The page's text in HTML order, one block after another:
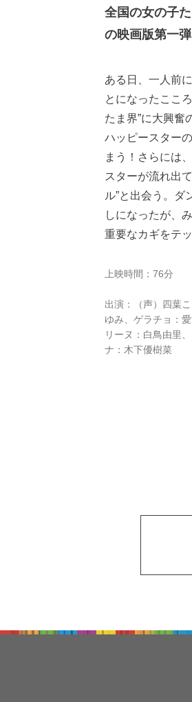
全国の女の子
の映画版第一
ある日、一人前
とになったここ
たま界”に大興奮
ハッピースター
まう！さらには
スターが流れ出
ル”と出会う。ダ
しになったが、
重要なカギをテ
上映時間：76分
出演：（声）四葉
ゆみ、ゲラチョ：
リーヌ：白鳥由里
ナ：木下優樹菜